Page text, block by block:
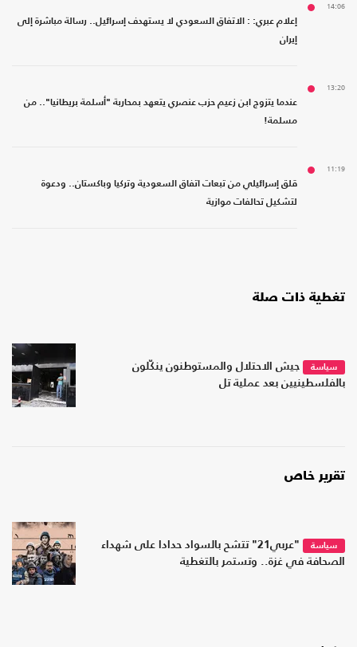
14:06
إعلام عبري: : الاتفاق السعودي لا يستهدف إسرائيل.. رسالة مباشرة إلى
إيران
13:20
عندما يتزوج ابن زعيم حزب عنصري يتعهد بمحاربة "أسلمة بريطانيا".. من
مسلمة!
11:19
قلق إسرائيلي من تبعات اتفاق السعودية وتركيا وباكستان.. ودعوة
لتشكيل تحالفات موازية
تغطية ذات صلة
سياسة
جيش الاحتلال والمستوطنون ينكّلون
بالفلسطينيين بعد عملية تل
تقرير خاص
سياسة
"عربي21" تتشح بالسواد حدادا على شهداء
الصحافة في غزة.. وتستمر بالتغطية